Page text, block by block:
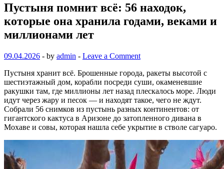
Пустыня помнит всё: 56 находок,
которые она хранила годами, веками и
миллионами лет
09.04.2026 - by admin - Leave a Comment
Пустыня хранит всё. Брошенные города, ракеты высотой с
шестиэтажный дом, корабли посреди суши, окаменевшие
ракушки там, где миллионы лет назад плескалось море. Люди
идут через жару и песок — и находят такое, чего не ждут.
Собрали 56 снимков из пустынь разных континентов: от
гигантского кактуса в Аризоне до затопленного дивана в
Мохаве и совы, которая нашла себе укрытие в стволе сагуаро.